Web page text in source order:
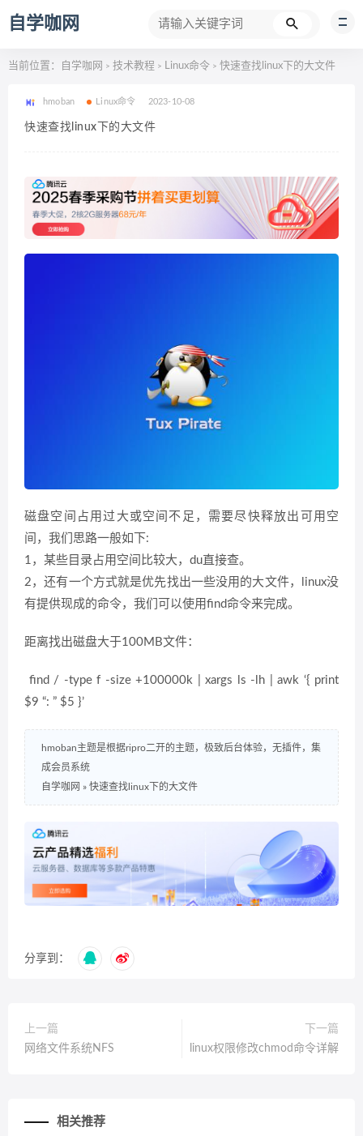
自学咖网
当前位置： 自学咖网 > 技术教程 > Linux命令 > 快速查找linux下的大文件
hmoban Linux命令 2023-10-08
快速查找linux下的大文件
磁盘空间占用过大或空间不足，需要尽快释放出可用空
间，我们思路一般如下:
1，某些目录占用空间比较大，du直接查。
2，还有一个方式就是优先找出一些没用的大文件，linux没
有提供现成的命令，我们可以使用find命令来完成。
距离找出磁盘大于100MB文件：
find / -type f -size +100000k | xargs ls -lh | awk ‘{ print
$9 “: ” $5 }’
hmoban主题是根据ripro二开的主题，极致后台体验，无插件，集
成会员系统
自学咖网 » 快速查找linux下的大文件
分享到：
上一篇
网络文件系统NFS
下一篇
linux权限修改chmod命令详解
相关推荐